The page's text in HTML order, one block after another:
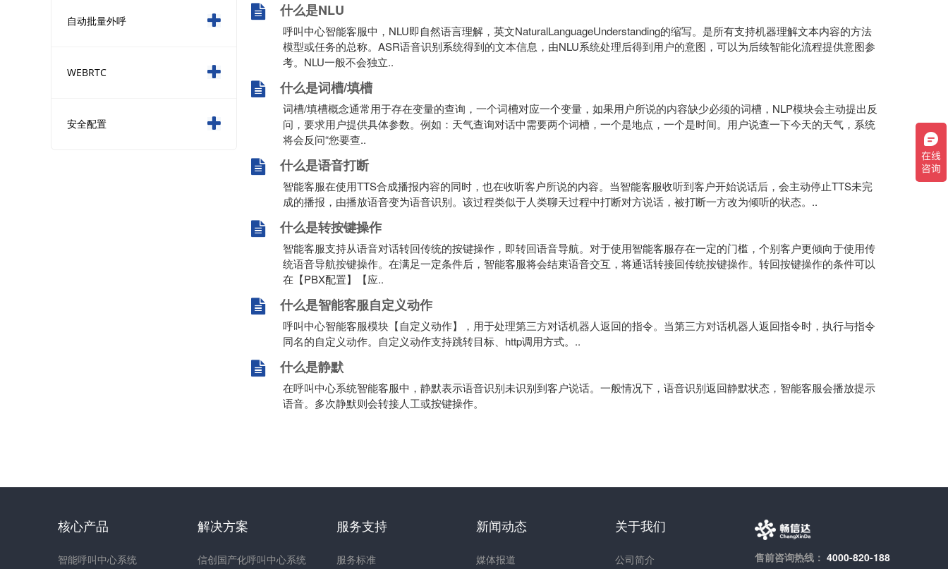
自动批量外呼
WEBRTC
安全配置
什么是NLU
呼叫中心智能客服中，NLU即自然语言理解，英文NaturalLanguageUnderstanding的缩写。是所有支持机器理解文本内容的方法
模型或任务的总称。ASR语音识别系统得到的文本信息，由NLU系统处理后得到用户的意图，可以为后续智能化流程提供意图参
考。NLU一般不会独立..
什么是词槽/填槽
词槽/填槽概念通常用于存在变量的查询，一个词槽对应一个变量，如果用户所说的内容缺少必须的词槽，NLP模块会主动提出反
问，要求用户提供具体参数。例如：天气查询对话中需要两个词槽，一个是地点，一个是时间。用户说查一下今天的天气，系统
将会反问“您要查..
什么是语音打断
智能客服在使用TTS合成播报内容的同时，也在收听客户所说的内容。当智能客服收听到客户开始说话后，会主动停止TTS未完
成的播报，由播放语音变为语音识别。该过程类似于人类聊天过程中打断对方说话，被打断一方改为倾听的状态。..
什么是转按键操作
智能客服支持从语音对话转回传统的按键操作，即转回语音导航。对于使用智能客服存在一定的门槛，个别客户更倾向于使用传
统语音导航按键操作。在满足一定条件后，智能客服将会结束语音交互，将通话转接回传统按键操作。转回按键操作的条件可以
在【PBX配置】【应..
什么是智能客服自定义动作
呼叫中心智能客服模块【自定义动作】，用于处理第三方对话机器人返回的指令。当第三方对话机器人返回指令时，执行与指令
同名的自定义动作。自定义动作支持跳转目标、http调用方式。..
什么是静默
在呼叫中心系统智能客服中，静默表示语音识别未识别到客户说话。一般情况下，语音识别返回静默状态，智能客服会播放提示
语音。多次静默则会转接人工或按键操作。
核心产品
智能呼叫中心系统
解决方案
信创国产化呼叫中心系统
服务支持
服务标准
新闻动态
媒体报道
关于我们
公司简介
售前咨询热线： 4000-820-188